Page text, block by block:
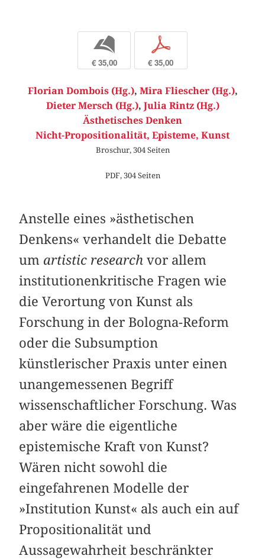
b
€ 35,00
p
€ 35,00
Florian Dombois (Hg.), Mira Fliescher (Hg.),
Dieter Mersch (Hg.), Julia Rintz (Hg.)
Ästhetisches Denken
Nicht-Propositionalität, Episteme, Kunst
Broschur, 304 Seiten
PDF, 304 Seiten
Anstelle eines »ästhetischen
Denkens« verhandelt die Debatte
um artistic research vor allem
institutionenkritische Fragen wie
die Verortung von Kunst als
Forschung in der Bologna-Reform
oder die Subsumption
künstlerischer Praxis unter einen
unangemessenen Begriff
wissenschaftlicher Forschung. Was
aber wäre die eigentliche
epistemische Kraft von Kunst?
Wären nicht sowohl die
eingefahrenen Modelle der
»Institution Kunst« als auch ein auf
Propositionalität und
Aussagewahrheit beschränkter